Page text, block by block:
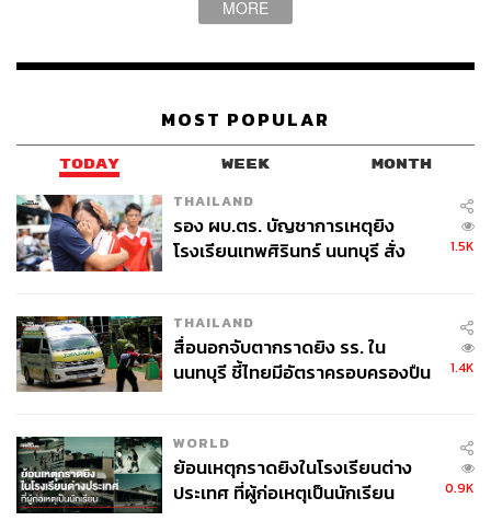
กระทรวงกลาโหมสหรัฐฯ
ช่องแคบไต้หวัน
Donald Trump
117
อัยย์ลดา แซ่โค้ว
Content Creator กองบรรณาธิการข่าวต่าง
ประเทศ THE STANDARD
MORE
MOST POPULAR
TODAY WEEK MONTH
THAILAND
รอง ผบ.ตร. บัญชาการเหตุยิง
โรงเรียนเทพศิรินทร์ นนทบุรี สั่ง
1.5K
THAILAND
สื่อนอกจับตากราดยิง รร. ใน
นนทบุรี ชี้ไทยมีอัตราครอบครองปืน
1.4K
WORLD
ย้อนเหตุกราดยิงในโรงเรียนต่าง
ประเทศ ที่ผู้ก่อเหตุเป็นนักเรียน
0.9K